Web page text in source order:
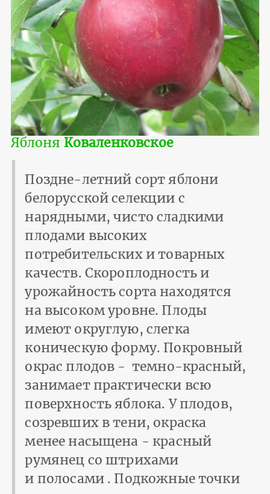
Яблоня Коваленковское
Поздне-летний сорт яблони
белорусской селекции с
нарядными, чисто сладкими
плодами высоких
потребительских и товарных
качеств. Скороплодность и
урожайность сорта находятся
на высоком уровне. Плоды
имеют округлую, слегка
коническую форму. Покровный
окрас плодов - темно-красный,
занимает практически всю
поверхность яблока. У плодов,
созревших в тени, окраска
менее насыщена - красный
румянец со штрихами
и полосами . Подкожные точки